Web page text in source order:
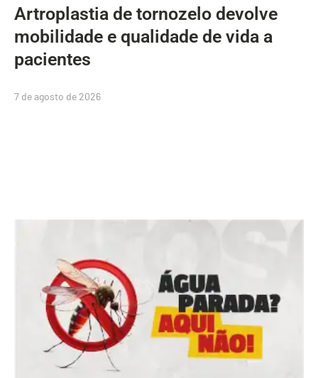
Artroplastia de tornozelo devolve
mobilidade e qualidade de vida a
pacientes
7 de agosto de 2026